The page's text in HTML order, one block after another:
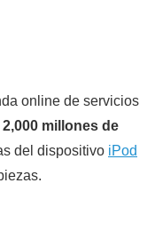
online de servicios
millones de
del dispositivo iPod